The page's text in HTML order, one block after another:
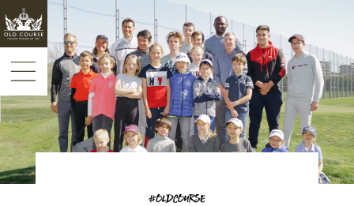
Panneau de gestion des cookies